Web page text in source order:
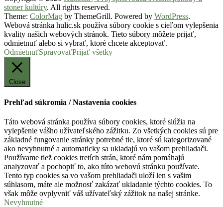
stoner kultúry. All rights reserved.
Theme: ColorMag by ThemeGrill. Powered by WordPress.
Webová stránka hulic.sk používa súbory cookie s cieľom vylepšenia
kvality našich webových stránok. Tieto súbory môžete prijať,
odmietnuť alebo si vybrať, ktoré chcete akceptovať.
OdmietnuťSpravovaťPrijať všetky
Close
Prehľad súkromia / Nastavenia cookies
Táto webová stránka používa súbory cookies, ktoré slúžia na
vylepšenie vášho užívateľského zážitku. Zo všetkých cookies sú pre
základné fungovanie stránky potrebné tie, ktoré sú kategorizované
ako nevyhnutné a automaticky sa ukladajú vo vašom prehliadači.
Používame tiež cookies tretích strán, ktoré nám pomáhajú
analyzovať a pochopiť to, ako túto webovú stránku používate.
Tento typ cookies sa vo vašom prehliadači uloží len s vašim
súhlasom, máte ale možnosť zakázať ukladanie týchto cookies. To
však môže ovplyvniť váš užívateľský zážitok na našej stránke.
Nevyhnutné